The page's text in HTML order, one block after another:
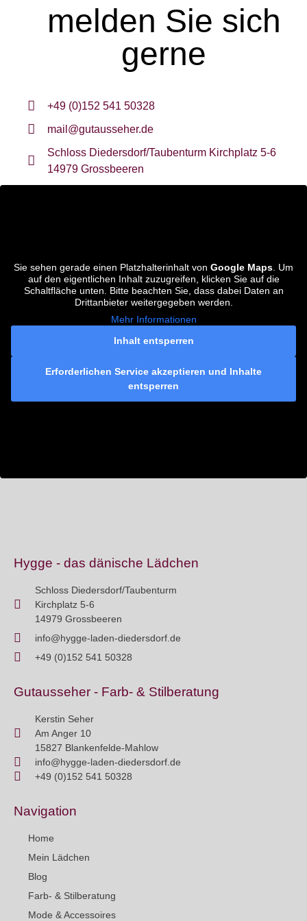
melden Sie sich
gerne
+49 (0)152 541 50328
mail@gutausseher.de
Schloss Diedersdorf/Taubenturm Kirchplatz 5-6
14979 Grossbeeren
Sie sehen gerade einen Platzhalterinhalt von Google Maps . Um
auf den eigentlichen Inhalt zuzugreifen, klicken Sie auf die
Schaltfläche unten. Bitte beachten Sie, dass dabei Daten an
Drittanbieter weitergegeben werden.
Mehr Informationen
Inhalt entsperren
Erforderlichen Service akzeptieren und Inhalte
entsperren
Hygge - das dänische Lädchen
Schloss Diedersdorf/Taubenturm
Kirchplatz 5-6
14979 Grossbeeren
info@hygge-laden-diedersdorf.de
+49 (0)152 541 50328
Gutausseher - Farb- & Stilberatung
Kerstin Seher
Am Anger 10
15827 Blankenfelde-Mahlow
info@hygge-laden-diedersdorf.de
+49 (0)152 541 50328
Navigation
Home
Mein Lädchen
Blog
Farb- & Stilberatung
Mode & Accessoires